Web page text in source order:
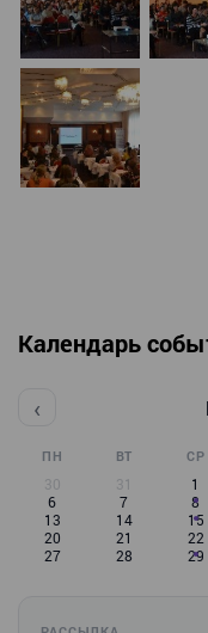
Календарь
‹
ПН ВТ СР
30 31 1
6
7 8
13
14 15
20
21 22
27
28 29